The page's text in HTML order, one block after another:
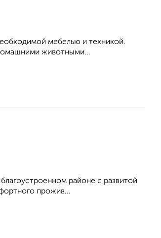
мебелью и техникой.
животными...
районе с развитой
прожив...